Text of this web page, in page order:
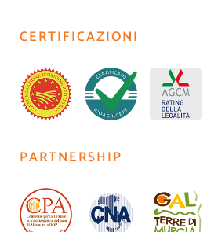
CERTIFICAZIONI
PARTNERSHIP